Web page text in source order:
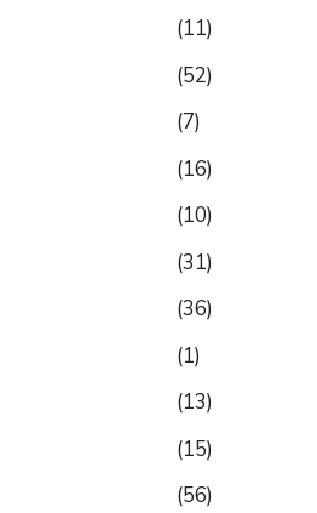
(11)
(52)
(7)
(16)
(10)
(31)
(36)
(1)
(13)
(15)
(56)